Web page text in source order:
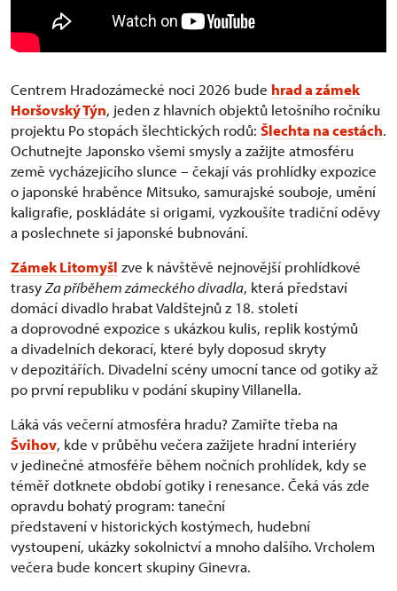
Centrem Hradozámecké noci 2026 bude hrad a zámek
Horšovský Týn, jeden z hlavních objektů letošního ročníku
projektu Po stopách šlechtických rodů: Šlechta na cestách.
Ochutnejte Japonsko všemi smysly a zažijte atmosféru
země vycházejícího slunce – čekají vás prohlídky expozice
o japonské hraběnce Mitsuko, samurajské souboje, umění
kaligrafie, poskládáte si origami, vyzkoušíte tradiční oděvy
a poslechnete si japonské bubnování.
Zámek Litomyšl zve k návštěvě nejnovější prohlídkové
trasyZa příběhem zámeckého divadla, která představí
domácí divadlo hrabat Valdštejnů z 18. století
a doprovodné expozice s ukázkou kulis, replik kostýmů
a divadelních dekorací, které byly doposud skryty
v depozitářích. Divadelní scény umocní tance od gotiky až
po první republiku v podání skupiny Villanella.
Láká vás večerní atmosféra hradu? Zamiřte třeba na
Švihov, kde v průběhu večera zažijete hradní interiéry
v jedinečné atmosféře během nočních prohlídek, kdy se
téměř dotknete období gotiky i renesance. Čeká vás zde
opravdu bohatý program: taneční
představení v historických kostýmech, hudební
vystoupení, ukázky sokolnictví a mnoho dalšího. Vrcholem
večera bude koncert skupiny Ginevra.